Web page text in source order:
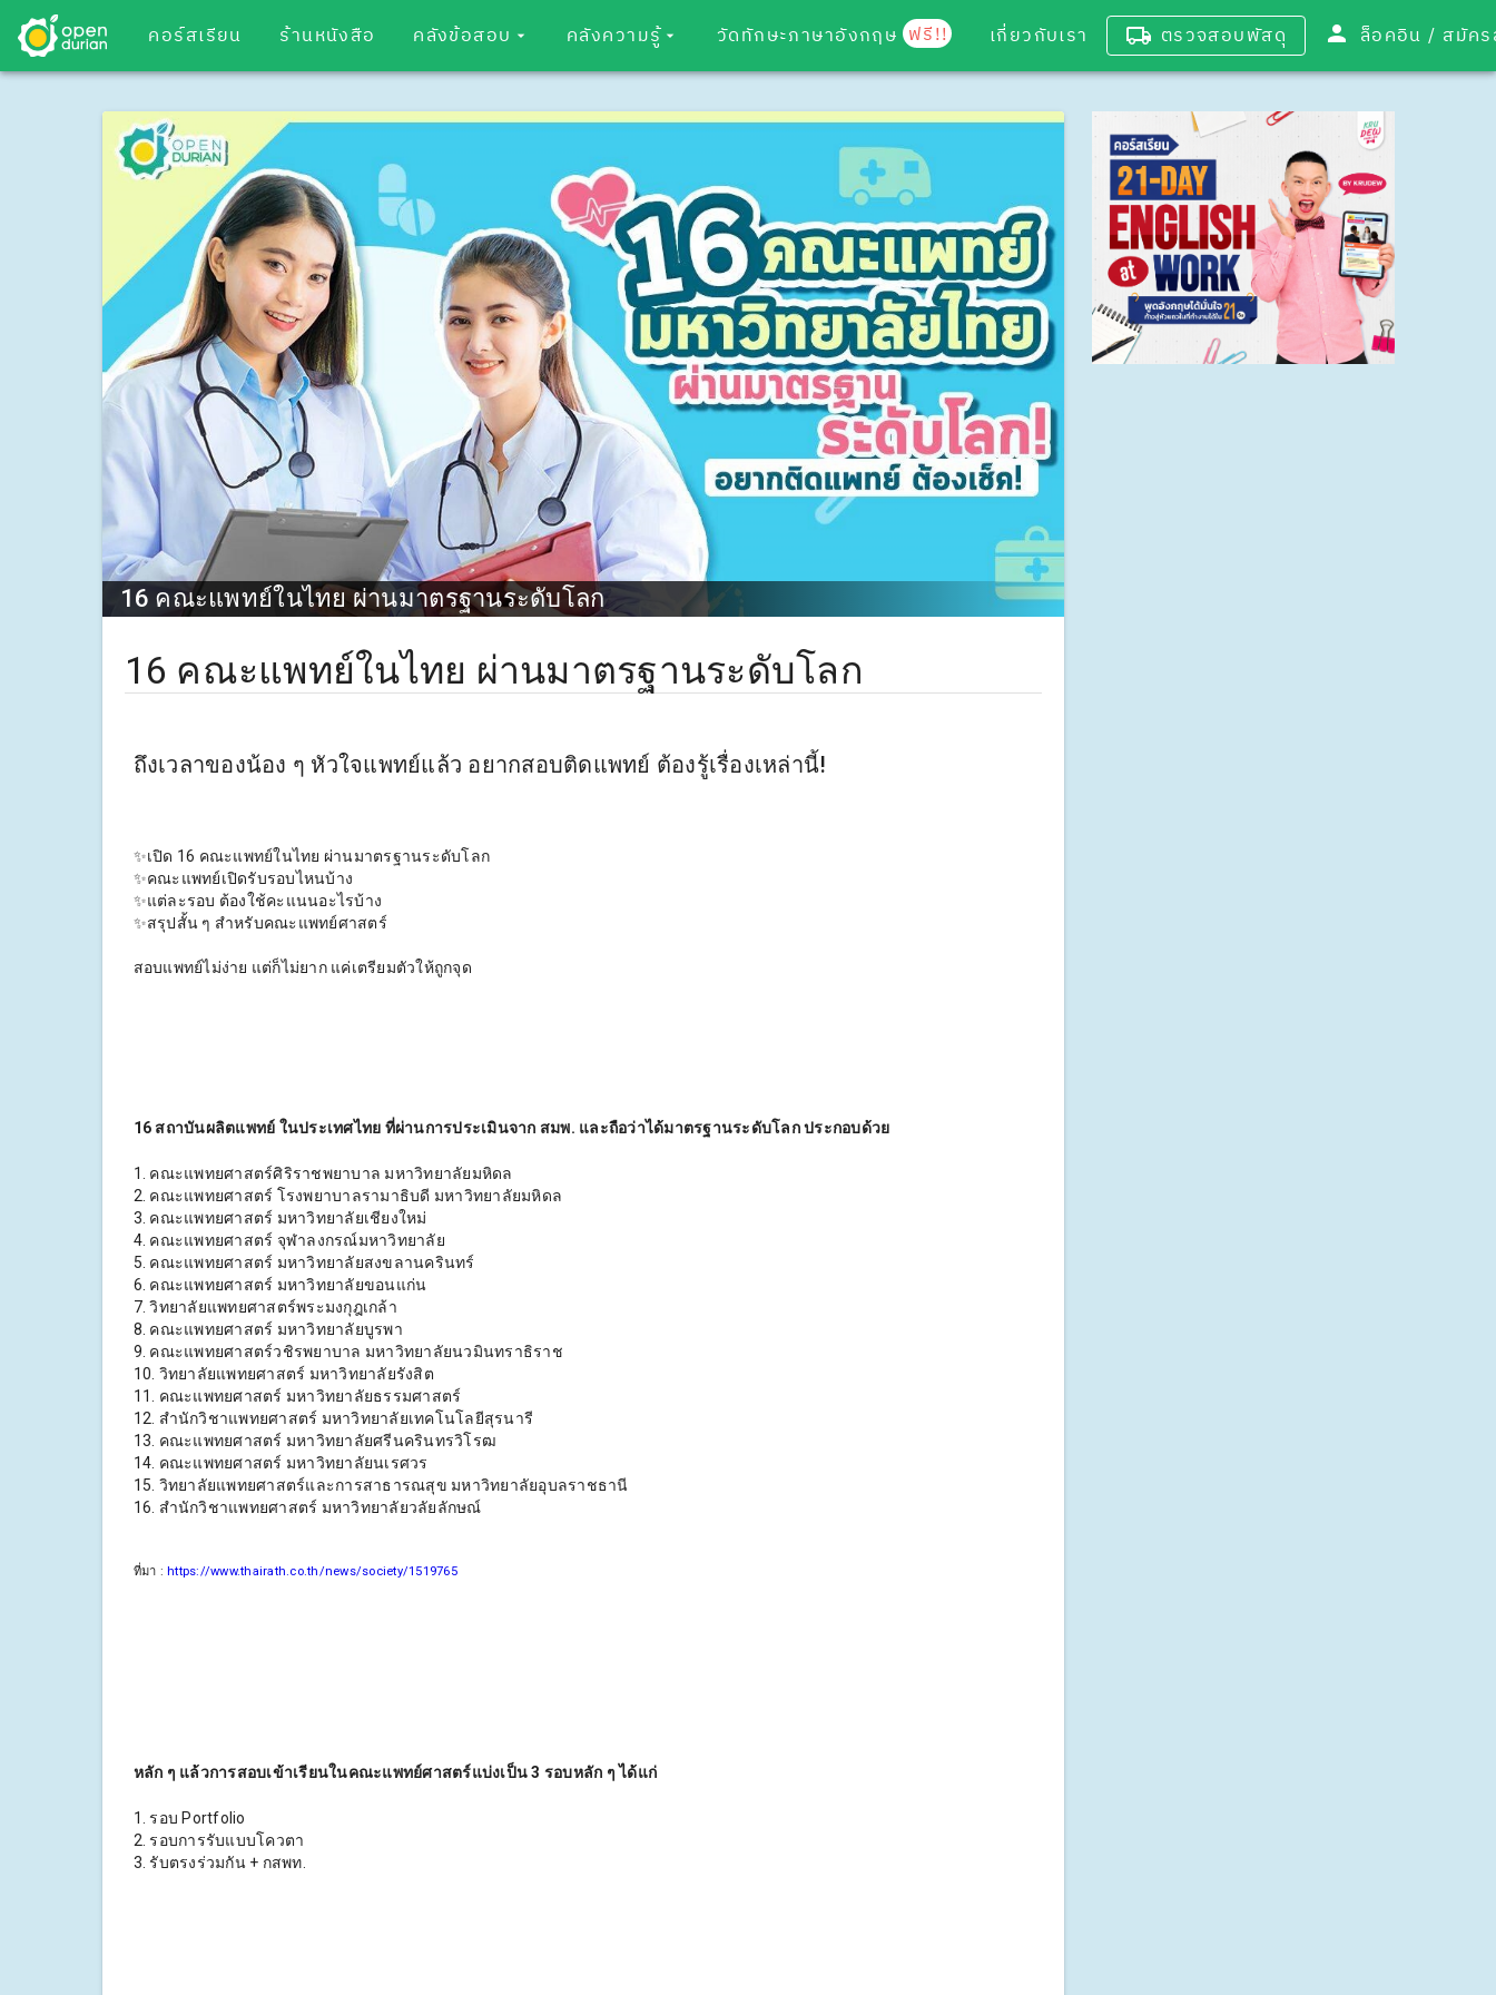
คอร์สเรียน ร้านหนังสือ คลังข้อสอบ คลังความรู้ วัดทักษะภาษาอังกฤษ ฟรี!! เกี่ยวกับเรา ตรวจสอบพัสดุ ล็อคอิน /
16 คณะแพทย์ในไทย ผ่านมาตรฐานระดับโลก
16 คณะแพทย์ในไทย ผ่านมาตรฐานระดับโลก
ถึงเวลาของน้อง ๆ หัวใจแพทย์แล้ว อยากสอบติดแพทย์ ต้องรู้เรื่องเหล่านี้!
✨เปิด 16 คณะแพทย์ในไทย ผ่านมาตรฐานระดับโลก
✨คณะแพทย์เปิดรับรอบไหนบ้าง
✨แต่ละรอบ ต้องใช้คะแนนอะไรบ้าง
✨สรุปสั้น ๆ สำหรับคณะแพทย์ศาสตร์
สอบแพทย์ไม่ง่าย แต่ก็ไม่ยาก แค่เตรียมตัวให้ถูกจุด
16 สถาบันผลิตแพทย์ ในประเทศไทย ที่ผ่านการประเมินจาก สมพ. และถือว่าได้มาตรฐานระดับโลก ประกอบด้วย
1. คณะแพทยศาสตร์ศิริราชพยาบาล มหาวิทยาลัยมหิดล
2. คณะแพทยศาสตร์ โรงพยาบาลรามาธิบดี มหาวิทยาลัยมหิดล
3. คณะแพทยศาสตร์ มหาวิทยาลัยเชียงใหม่
4. คณะแพทยศาสตร์ จุฬาลงกรณ์มหาวิทยาลัย
5. คณะแพทยศาสตร์ มหาวิทยาลัยสงขลานครินทร์
6. คณะแพทยศาสตร์ มหาวิทยาลัยขอนแก่น
7. วิทยาลัยแพทยศาสตร์พระมงกุฎเกล้า
8. คณะแพทยศาสตร์ มหาวิทยาลัยบูรพา
9. คณะแพทยศาสตร์วชิรพยาบาล มหาวิทยาลัยนวมินทราธิราช
10. วิทยาลัยแพทยศาสตร์ มหาวิทยาลัยรังสิต
11. คณะแพทยศาสตร์ มหาวิทยาลัยธรรมศาสตร์
12. สำนักวิชาแพทยศาสตร์ มหาวิทยาลัยเทคโนโลยีสุรนารี
13. คณะแพทยศาสตร์ มหาวิทยาลัยศรีนครินทรวิโรฒ
14. คณะแพทยศาสตร์ มหาวิทยาลัยนเรศวร
15. วิทยาลัยแพทยศาสตร์และการสาธารณสุข มหาวิทยาลัยอุบลราชธานี
16. สำนักวิชาแพทยศาสตร์ มหาวิทยาลัยวลัยลักษณ์
ที่มา : https://www.thairath.co.th/news/society/1519765
หลัก ๆ แล้วการสอบเข้าเรียนในคณะแพทย์ศาสตร์แบ่งเป็น 3 รอบหลัก ๆ ได้แก่
1. รอบ Portfolio
2. รอบการรับแบบโควตา
3. รับตรงร่วมกัน + กสพท.